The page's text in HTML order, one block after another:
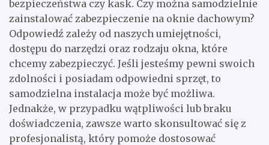
bezpieczeństwa czy kask. Czy można samodzielnie
zainstalować zabezpieczenie na oknie dachowym?
Odpowiedź zależy od naszych umiejętności,
dostępu do narzędzi oraz rodzaju okna, które
chcemy zabezpieczyć. Jeśli jesteśmy pewni swoich
zdolności i posiadam odpowiedni sprzęt, to
samodzielna instalacja może być możliwa.
Jednakże, w przypadku wątpliwości lub braku
doświadczenia, zawsze warto skonsultować się z
profesjonalistą, który pomoże dostosować